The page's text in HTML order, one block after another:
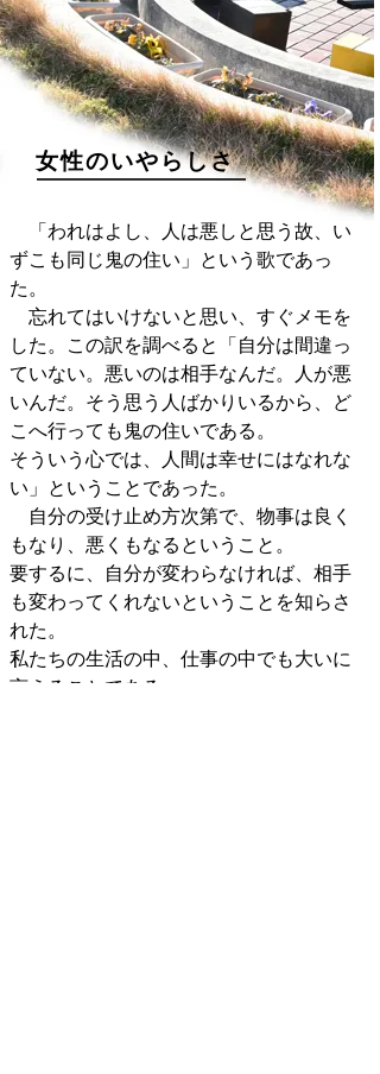
女性のいやらしさ
「われはよし、人は悪しと思う故、い
ずこも同じ鬼の住い」という歌であっ
た。
忘れてはいけないと思い、すぐメモを
した。この訳を調べると「自分は間違っ
ていない。悪いのは相手なんだ。人が悪
いんだ。そう思う人ばかりいるから、ど
こへ行っても鬼の住いである。
そういう心では、人間は幸せにはなれな
い」ということであった。
自分の受け止め方次第で、物事は良く
もなり、悪くもなるということ。
要するに、自分が変わらなければ、相手
も変わってくれないということを知らさ
れた。
私たちの生活の中、仕事の中でも大いに
言えることである。